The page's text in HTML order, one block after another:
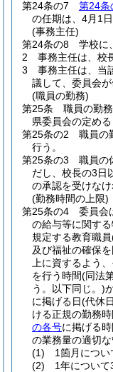
第24条の7
第24条
の任期は、4月1
(事務主任)
第24条の8
学校に
2
事務主任は、校
3
事務主任は、当
議して、委員会が
(職員の勤務)
第25条
職員の勤
県委員会の定め
第25条の2
職員の
行う。
第25条の3
職員の
だし、校長の3日
の承認を受けなけ
(勤務時間の上限)
第25条の4
委員会
の給与等に関す
規定する教育職員
及び福祉の確保
上に資するよう
を行う時間(同法
う。以下同じ。)
に掲げる日(代休
ける正規の勤務
の各号に掲げる
の業務量の適切な
(1)
1箇月につい
(2)
1年について